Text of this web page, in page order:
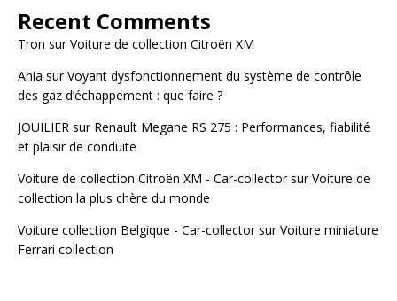
Recent Comments
Tron surVoiture de collection Citroën XM
Ania surVoyant dysfonctionnement du système de contrôle
des gaz d’échappement : que faire ?
JOUILIER sur Renault Megane RS 275 : Performances, fiabilité
et plaisir de conduite
Voiture de collection Citroën XM - Car-collectorsurVoiture de
collection la plus chère du monde
Voiture collection Belgique - Car-collectorsurVoiture miniature
Ferrari collection